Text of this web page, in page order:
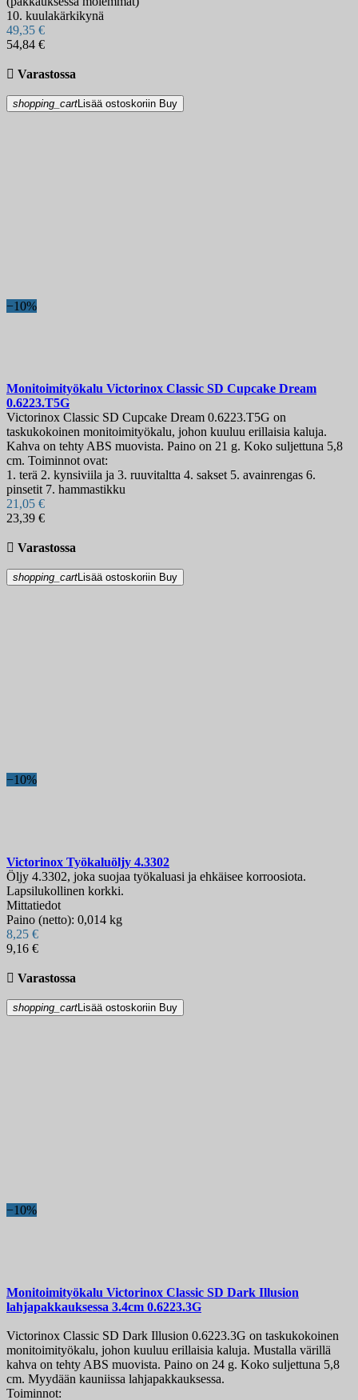
10. kuulakärkikynä
49,35 €
54,84 €
 Varastossa
shopping_cartLisää ostoskoriin Buy
−10%
Monitoimityökalu Victorinox Classic SD Cupcake Dream
0.6223.T5G
Victorinox Classic SD Cupcake Dream 0.6223.T5G on
taskukokoinen monitoimityökalu, johon kuuluu erillaisia kaluja.
Kahva on tehty ABS muovista. Paino on 21 g. Koko suljettuna 5,8
cm. Toiminnot ovat:
1. terä 2. kynsiviila ja 3. ruuvitaltta 4. sakset 5. avainrengas 6.
pinsetit 7. hammastikku
21,05 €
23,39 €
 Varastossa
shopping_cartLisää ostoskoriin Buy
−10%
Victorinox Työkaluöljy 4.3302
Öljy 4.3302, joka suojaa työkaluasi ja ehkäisee korroosiota.
Lapsilukollinen korkki.
Mittatiedot
Paino (netto): 0,014 kg
8,25 €
9,16 €
 Varastossa
shopping_cartLisää ostoskoriin Buy
−10%
Monitoimityökalu Victorinox Classic SD Dark Illusion
lahjapakkauksessa 3.4cm 0.6223.3G
Victorinox Classic SD Dark Illusion 0.6223.3G on taskukokoinen
monitoimityökalu, johon kuuluu erillaisia kaluja. Mustalla värillä
kahva on tehty ABS muovista. Paino on 24 g. Koko suljettuna 5,8
cm. Myydään kauniissa lahjapakkauksessa.
Toiminnot: